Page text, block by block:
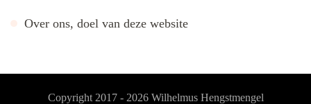
Over ons, doel van deze website
Copyright 2017 - 2026 Wilhelmus Hengstmengel